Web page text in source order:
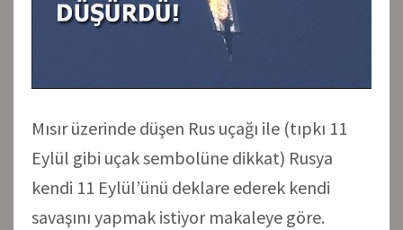
Mısır üzerinde düşen Rus uçağı ile (tıpkı 11
Eylül gibi uçak sembolüne dikkat) Rusya
kendi 11 Eylül’ünü deklare ederek kendi
savaşını yapmak istiyor makaleye göre.